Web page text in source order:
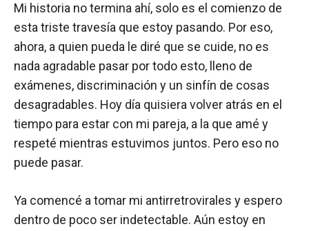
Mi historia no termina ahí, solo es el comienzo de
esta triste travesía que estoy pasando. Por eso,
ahora, a quien pueda le diré que se cuide, no es
nada agradable pasar por todo esto, lleno de
exámenes, discriminación y un sinfín de cosas
desagradables. Hoy día quisiera volver atrás en el
tiempo para estar con mi pareja, a la que amé y
respeté mientras estuvimos juntos. Pero eso no
puede pasar.
Ya comencé a tomar mi antirretrovirales y espero
dentro de poco ser indetectable. Aún estoy en